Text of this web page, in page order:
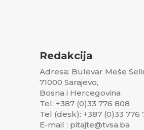
Redakcija
Adresa: Bulevar Meše
71000 Sarajevo,
Bosna i Hercegovina
Tel: +387 (0)33 776 808
Tel (desk): +387 (0)33 776
E-mail : pitajte@tvsa.ba